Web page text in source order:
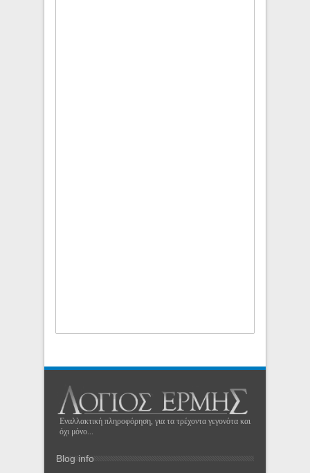
Εναλλακτική πληροφόρηση, για τα τρέχοντα γεγονότα και
όχι μόνο...
Blog info